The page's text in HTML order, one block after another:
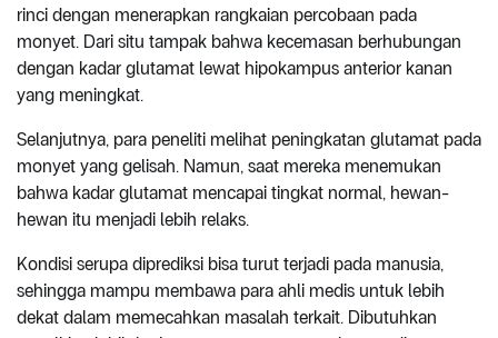
rinci dengan menerapkan rangkaian percobaan pada
monyet. Dari situ tampak bahwa kecemasan berhubungan
dengan kadar glutamat lewat hipokampus anterior kanan
yang meningkat.
Selanjutnya, para peneliti melihat peningkatan glutamat pada
monyet yang gelisah. Namun, saat mereka menemukan
bahwa kadar glutamat mencapai tingkat normal, hewan-
hewan itu menjadi lebih relaks.
Kondisi serupa diprediksi bisa turut terjadi pada manusia,
sehingga mampu membawa para ahli medis untuk lebih
dekat dalam memecahkan masalah terkait. Dibutuhkan